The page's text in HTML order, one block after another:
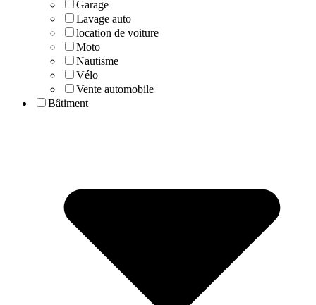
Garage
Lavage auto
location de voiture
Moto
Nautisme
Vélo
Vente automobile
Bâtiment